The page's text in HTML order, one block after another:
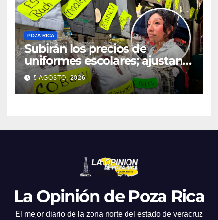
POZA RICA
Subirán los precios de
uniformes escolares; ajustan
promociones
5 AGOSTO, 2026
La Opinión de Poza Rica
El mejor diario de la zona norte del estado de veracruz